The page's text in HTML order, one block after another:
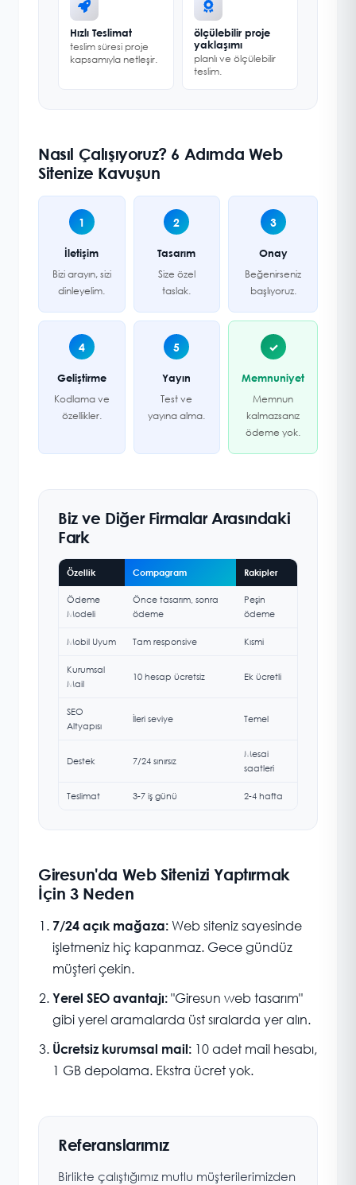
Hızlı Teslimat
teslim süresi proje
kapsamıyla netleşir.
ölçülebilir proje
yaklaşımı
planlı ve ölçülebilir
teslim.
Nasıl Çalışıyoruz? 6 Adımda Web
Sitenize Kavuşun
1
İletişim
Bizi arayın, sizi
dinleyelim.
2
Tasarım
Size özel
taslak.
3
Onay
Beğenirseniz
başlıyoruz.
4
Geliştirme
Kodlama ve
özellikler.
5
Yayın
Test ve
yayına alma.
✓
Memnuniyet
Memnun
kalmazsanız
ödeme yok.
Biz ve Diğer Firmalar Arasındaki
Fark
Özellik Compagram Rakipler
Ödeme
Modeli
Önce tasarım, sonra
ödeme
Peşin
ödeme
Mobil Uyum Tam responsive Kısmi
Kurumsal
Mail
10 hesap ücretsiz Ek ücretli
SEO
Altyapısı
İleri seviye Temel
Destek 7/24 sınırsız
Mesai
saatleri
Teslimat 3-7 iş günü 2-4 hafta
Giresun'da Web Sitenizi Yaptırmak
İçin 3 Neden
7/24 açık mağaza: Web siteniz sayesinde
işletmeniz hiç kapanmaz. Gece gündüz
müşteri çekin.
Yerel SEO avantajı: "Giresun web tasarım"
gibi yerel aramalarda üst sıralarda yer alın.
Ücretsiz kurumsal mail: 10 adet mail hesabı,
1 GB depolama. Ekstra ücret yok.
Referanslarımız
Birlikte çalıştığımız mutlu müşterilerimizden